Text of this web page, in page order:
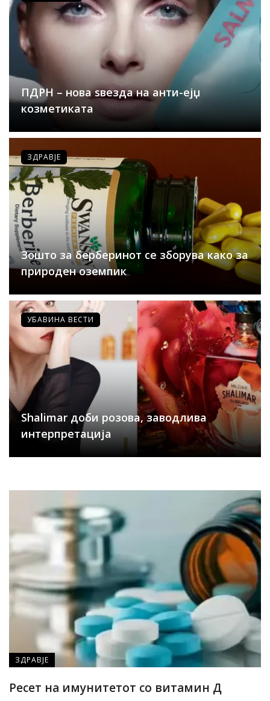
ПДРН – нова ѕвезда на анти-ејџ
козметиката
Зошто за берберинот се зборува како за
природен оземпик
ЗДРАВЈЕ
Shalimar доби розова, заводлива
интерпретација
УБАВИНА ВЕСТИ
ЗДРАВЈЕ
Ресет на имунитетот со витамин Д